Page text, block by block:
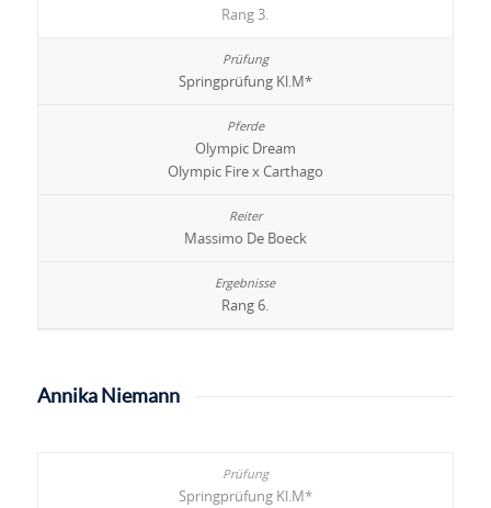
Rang 3.
Springprüfung Kl.M*
Olympic Dream
Olympic Fire x Carthago
Massimo De Boeck
Rang 6.
Annika Niemann
Springprüfung Kl.M*